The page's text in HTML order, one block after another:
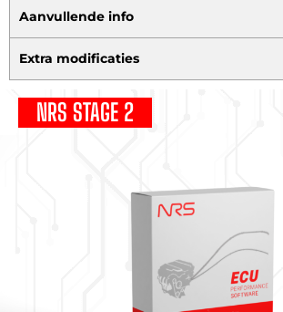
Aanvullende info
Extra modificaties
NRS STAGE 2